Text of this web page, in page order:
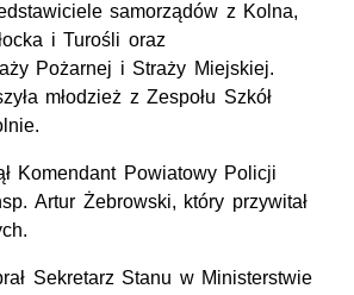
samorządów z Kolna,
i Turośli oraz
Pożarnej i Straży Miejskiej.
młodzież z Zespołu Szkół
Komendant Powiatowy Policji
Artur Żebrowski, który przywitał
Sekretarz Stanu w Ministerstwie